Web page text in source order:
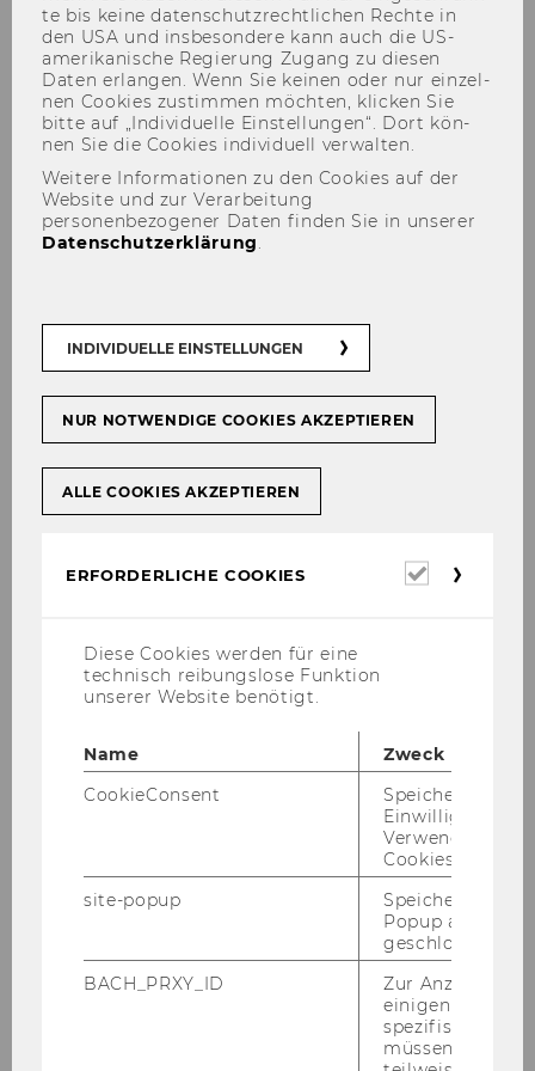
Biography
Verleihung des Titels Assistant
Professor
1992
Sozial- und
Wirtschaftsuniversität Wien
Sponsion zum Magister der
Sozial- und
Wirtschaftswissenschaften
(Mag.a rer. soc. oec.); Abschluss
Wirtschaftspädagogik an der
Wirtschaftsuniversität Wien
Sponsion zum Magister der
te bis keine da­ten­schutz­recht­li­chen Rech­te in
den USA und ins­be­son­de­re kann auch die US-​
amerikanische Re­gie­rung Zu­gang zu die­sen
Daten er­lan­gen. Wenn Sie kei­nen oder nur ein­zel­
nen Coo­kies zu­stim­men möch­ten, kli­cken Sie
bitte auf „In­di­vi­du­el­le Ein­stel­lun­gen“. Dort kön­
nen Sie die Coo­kies in­di­vi­du­ell ver­wal­ten.
Weitere Informationen zu den Cookies auf der
Website und zur Verarbeitung
personenbezogener Daten finden Sie in unserer
Datenschutzerklärung
INDIVIDUELLE EINSTELLUNGEN
NUR NOTWENDIGE COOKIES AKZEPTIEREN
ALLE COOKIES AKZEPTIEREN
ERFORDERLICHE COOKIES
Diese Cookies werden für eine
technisch reibungslose Funktion
unserer Website benötigt.
Name
Zweck
CookieConsent
Speichert Ihre
Einwilligung zur
Verwendung von
Cookies.
site-popup
Speichert ob ein
Popup
geschlossen
BACH_PRXY_ID
Zur Anzeige von
einigen WU-
spezifischen
müssen